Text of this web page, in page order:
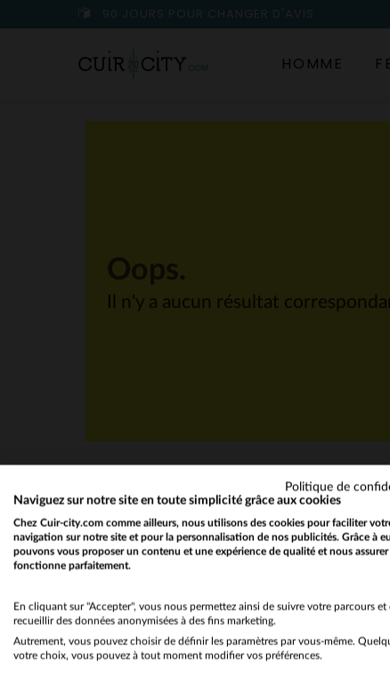
90 JOURS POUR CHANGER D'AVIS
HOMME
Il n'y a aucun résultat
Recevez par mail nos promos
et bons plans !
Politique de
Naviguez sur notre site en toute simplicité grâce aux cookies
Chez Cuir-city.com comme ailleurs, nous utilisons des cookies pour faciliter
navigation sur notre site et pour la personnalisation de nos publicités. Grâce à
pouvons vous proposer un contenu et une expérience de qualité et nous
fonctionne parfaitement.
En cliquant sur "Accepter", vous nous permettez ainsi de suivre votre parcours et
recueillir des données anonymisées à des fins marketing.
Autrement, vous pouvez choisir de définir les paramètres par vous-même.
votre choix, vous pouvez à tout moment modifier vos préférences.